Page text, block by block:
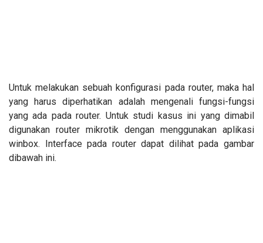
Untuk melakukan sebuah konfigurasi pada router, maka hal
yang harus diperhatikan adalah mengenali fungsi-fungsi
yang ada pada router. Untuk studi kasus ini yang dimabil
digunakan router mikrotik dengan menggunakan aplikasi
winbox. Interface pada router dapat dilihat pada gambar
dibawah ini.